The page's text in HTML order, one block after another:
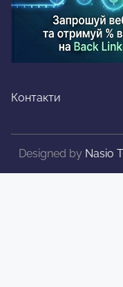
Контакти
Designed by Nasio